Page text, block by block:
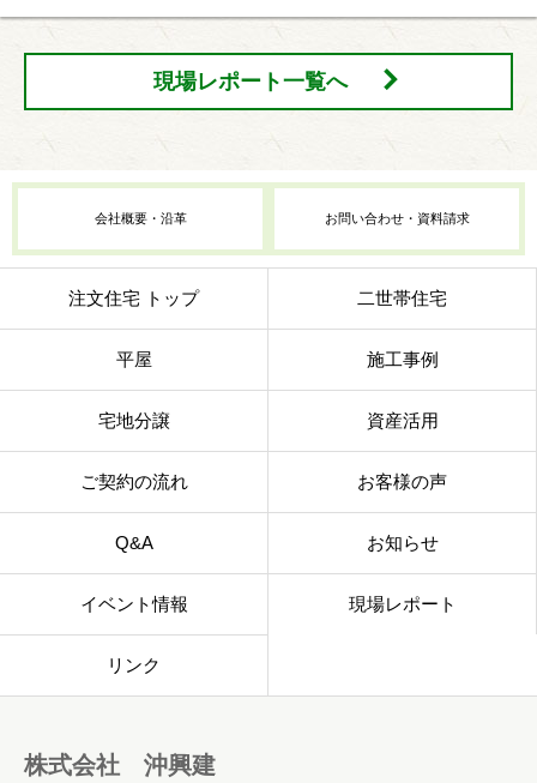
現場レポート一覧へ
会社概要・沿革 お問い合わせ・資料請求
注文住宅 トップ 二世帯住宅
平屋 施工事例
宅地分譲 資産活用
ご契約の流れ お客様の声
Q&A お知らせ
イベント情報 現場レポート
リンク
株式会社 沖興建